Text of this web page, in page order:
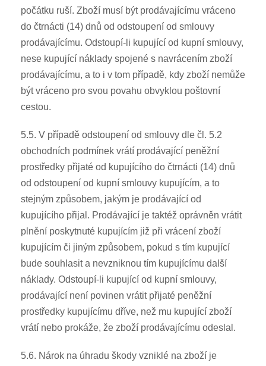
počátku ruší. Zboží musí být prodávajícímu vráceno
do čtrnácti (14) dnů od odstoupení od smlouvy
prodávajícímu. Odstoupí-li kupující od kupní smlouvy,
nese kupující náklady spojené s navrácením zboží
prodávajícímu, a to i v tom případě, kdy zboží nemůže
být vráceno pro svou povahu obvyklou poštovní
cestou.
5.5. V případě odstoupení od smlouvy dle čl. 5.2
obchodních podmínek vrátí prodávající peněžní
prostředky přijaté od kupujícího do čtrnácti (14) dnů
od odstoupení od kupní smlouvy kupujícím, a to
stejným způsobem, jakým je prodávající od
kupujícího přijal. Prodávající je taktéž oprávněn vrátit
plnění poskytnuté kupujícím již při vrácení zboží
kupujícím či jiným způsobem, pokud s tím kupující
bude souhlasit a nevzniknou tím kupujícímu další
náklady. Odstoupí-li kupující od kupní smlouvy,
prodávající není povinen vrátit přijaté peněžní
prostředky kupujícímu dříve, než mu kupující zboží
vrátí nebo prokáže, že zboží prodávajícímu odeslal.
5.6. Nárok na úhradu škody vzniklé na zboží je